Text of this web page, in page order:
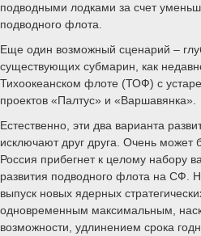
подводными лодками за счет
подводного флота.
Еще один возможный сценарий –
существующих субмарин, как
Тихоокеанском флоте (ТОФ) с
проектов «Палтус» и «Варшавянка».
Естественно, эти два варианта
исключают друг друга. Очень может
Россия прибегнет к целому набору
развития подводного флота на СФ.
выпуск новых ядерных
одновременным максимальным,
возможности, удлинением срока